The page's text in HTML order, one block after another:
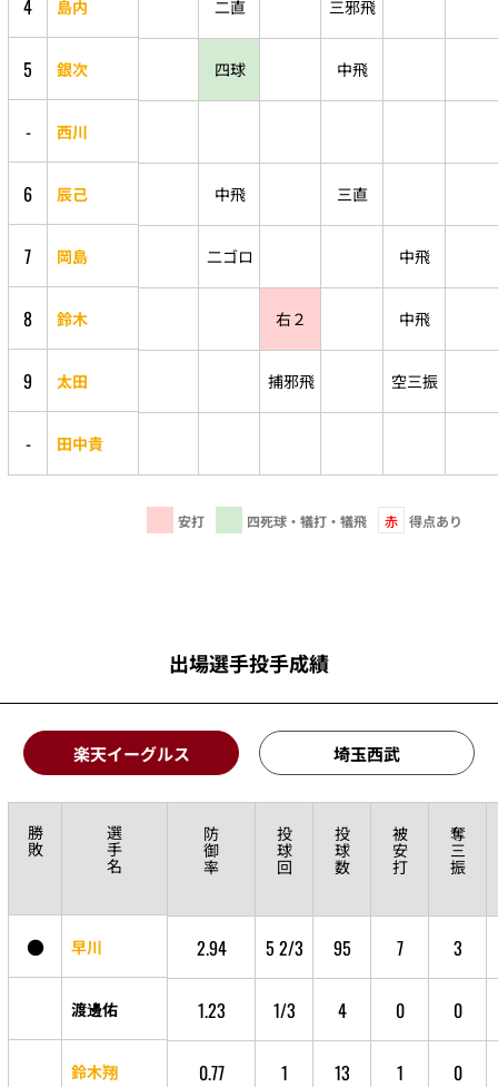
4 島内 二直 三邪飛
5 銀次 四球 中飛
- 西川
6 辰己 中飛 三直
7 岡島 二ゴロ 中飛
8 鈴木 右２ 中飛
9 太田 捕邪飛 空三振
- 田中貴
安打 四死球・犠打・犠飛 赤 得点あり
出場選手投手成績
楽天イーグルス 埼玉西武
勝
敗
選
手
名
防
御
率
投
球
回
投
球
数
被
安
打
奪
三
振
● 早川 2.94 5 2/3 95 7 3
渡邊佑 1.23 1/3 4 0 0
鈴木翔 0.77 1 13 1 0